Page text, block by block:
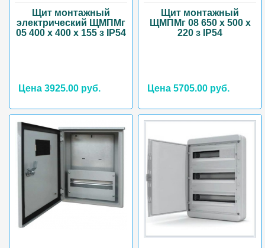
Щит монтажный
электрический ЩМПМг
05 400 х 400 х 155 з IP54
Цена 3925.00 руб.
Щит монтажный
ЩМПМг 08 650 х 500 х
220 з IP54
Цена 5705.00 руб.